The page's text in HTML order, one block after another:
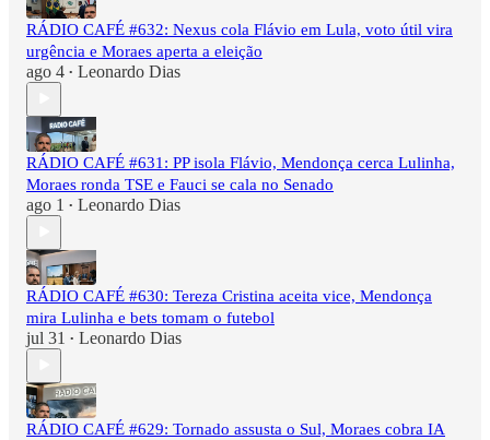
RÁDIO CAFÉ #632: Nexus cola Flávio em Lula, voto útil vira
urgência e Moraes aperta a eleição
ago 4 • Leonardo Dias
RÁDIO CAFÉ #631: PP isola Flávio, Mendonça cerca Lulinha,
Moraes ronda TSE e Fauci se cala no Senado
ago 1 • Leonardo Dias
RÁDIO CAFÉ #630: Tereza Cristina aceita vice, Mendonça
mira Lulinha e bets tomam o futebol
jul 31 • Leonardo Dias
RÁDIO CAFÉ #629: Tornado assusta o Sul, Moraes cobra IA